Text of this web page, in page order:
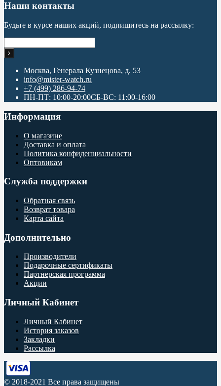
Наши контакты
Будьте в курсе наших акций, подпишитесь на рассылку:
Москва, Генерала Кузнецова, д. 53
info@mister-watch.ru
+7 (499) 286-94-74
ПН-ПТ: 10:00-20:00СБ-ВС: 11:00-16:00
Информация
О магазине
Доставка и оплата
Политика конфиденциальности
Оптовикам
Служба поддержки
Обратная связь
Возврат товара
Карта сайта
Дополнительно
Производители
Подарочные сертификаты
Партнерская программа
Акции
Личный Кабинет
Личный Кабинет
История заказов
Закладки
Рассылка
© 2018-2021 Все права защищены